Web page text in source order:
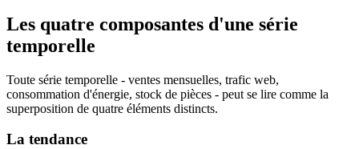
Les quatre composantes d'une série
temporelle
Toute série temporelle - ventes mensuelles, trafic web,
consommation d'énergie, stock de pièces - peut se lire comme la
superposition de quatre éléments distincts.
La tendance